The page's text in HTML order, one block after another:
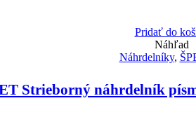
Pridať do
Náhľad
Náhrdelníky,
Strieborný náhrdelník